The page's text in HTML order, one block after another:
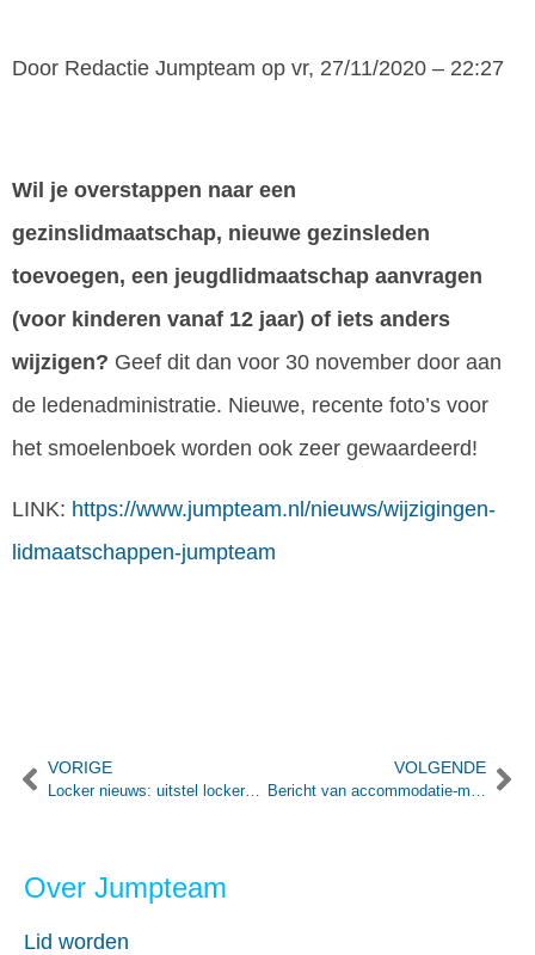
Door Redactie Jumpteam op vr, 27/11/2020 – 22:27
Wil je overstappen naar een
gezinslidmaatschap, nieuwe gezinsleden
toevoegen, een jeugdlidmaatschap aanvragen
(voor kinderen vanaf 12 jaar) of iets anders
wijzigen? Geef dit dan voor 30 november door aan
de ledenadministratie. Nieuwe, recente foto’s voor
het smoelenboek worden ook zeer gewaardeerd!
LINK: https://www.jumpteam.nl/nieuws/wijzigingen-
lidmaatschappen-jumpteam
VORIGE
Locker nieuws: uitstel lockeruren tot 31 maart en reglement lockers/ stalling
VOLGENDE
Bericht van accommodatie-manager Jeroen
Over Jumpteam
Lid worden